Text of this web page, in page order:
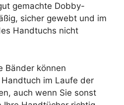
gemachte Dobby-
sicher gewebt und im
Handtuchs nicht
Bänder können
im Laufe der
auch wenn Sie sonst